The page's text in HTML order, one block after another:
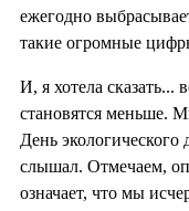
ежегодно
такие огромные
И, я хотела сказать...
становятся меньше.
День
слышал. Отмечаем,
означает, что мы